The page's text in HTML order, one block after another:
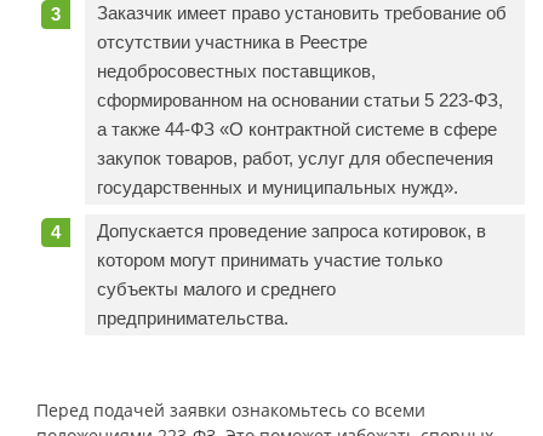
Заказчик имеет право установить требование об
отсутствии участника в Реестре
недобросовестных поставщиков,
сформированном на основании статьи 5 223-ФЗ,
а также 44-ФЗ «О контрактной системе в сфере
закупок товаров, работ, услуг для обеспечения
государственных и муниципальных нужд».
Допускается проведение запроса котировок, в
котором могут принимать участие только
субъекты малого и среднего
предпринимательства.
Перед подачей заявки ознакомьтесь со всеми